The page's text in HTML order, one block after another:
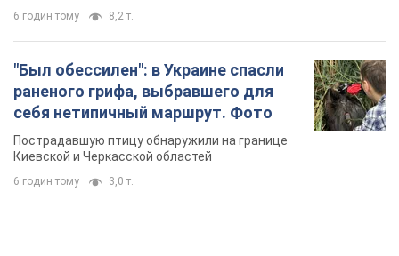
6 годин тому 8,2 т.
"Был обессилен": в Украине спасли
раненого грифа, выбравшего для
себя нетипичный маршрут. Фото
Пострадавшую птицу обнаружили на границе
Киевской и Черкасской областей
6 годин тому 3,0 т.